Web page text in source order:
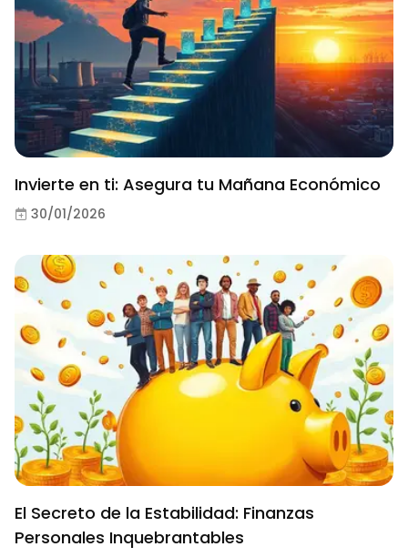
Invierte en ti: Asegura tu Mañana Económico
30/01/2026
El Secreto de la Estabilidad: Finanzas
Personales Inquebrantables